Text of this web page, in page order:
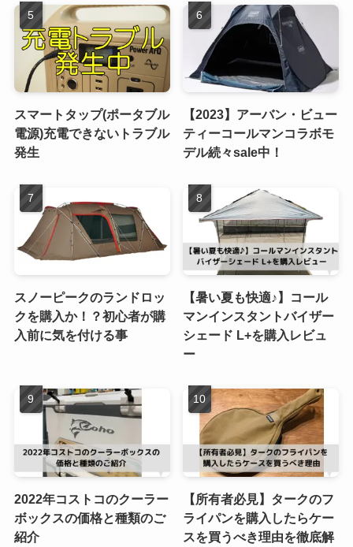
スマートタップ(ポータブル
電源)充電できないトラブル
発生
【2023】アーバン・ビュー
ティーコールマンコラボモ
デル続々sale中！
スノーピークのランドロッ
クを購入か！？初心者が購
入前に気を付ける事
【暑い夏も快適♪】コール
マンインスタントバイザー
シェード L+を購入レビュ
ー
2022年コストコのクーラー
ボックスの価格と種類のご
紹介
【所有者必見】タークのフ
ライパンを購入したらケー
スを買うべき理由を徹底解